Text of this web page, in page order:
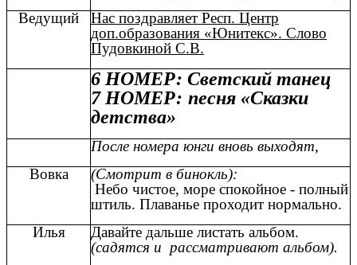
Ведущий
Нас поздравляет Респ. Центр
доп.образования «Юнитекс». Слово
Пудовкиной С.В.
6 НОМЕР: Светский танец
7 НОМЕР: песня «Сказки
детства»
После номера юнги вновь выходят,
Вовка
(Смотрит в бинокль):
Небо чистое, море спокойное - полный
штиль. Плаванье проходит нормально.
Илья
Давайте дальше листать альбом.
(садятся и рассматривают альбом).